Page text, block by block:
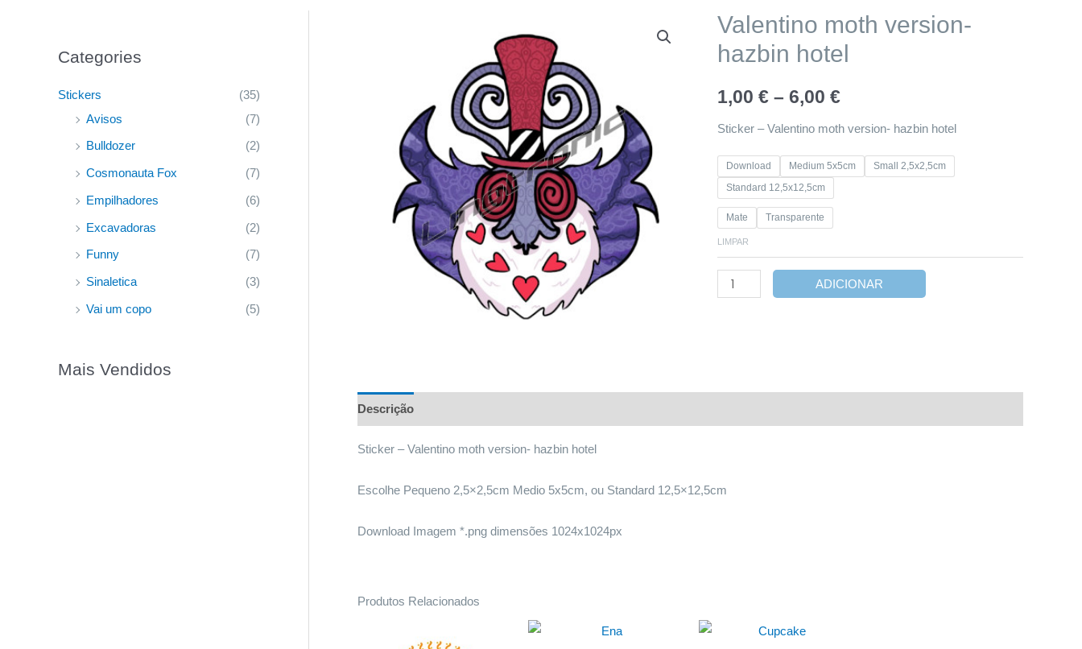
Categories
Stickers
(35)
Avisos
(7)
Bulldozer
(2)
Cosmonauta Fox
(7)
Empilhadores
(6)
Excavadoras
(2)
Funny
(7)
Sinaletica
(3)
Vai um copo
(5)
Mais Vendidos
Valentino moth version-
hazbin hotel
1,00 € – 6,00 €Price
range:
1,00 €
Sticker – Valentino moth version- hazbin hotel
Download Medium 5x5cm
Small 2,5x2,5cm
Standard 12,5x12,5cm
Mate Transparente
LIMPAR
Quantidade
de
ADICIONAR
Descrição
Sticker – Valentino moth version- hazbin hotel
Escolhe Pequeno 2,5×2,5cm Medio 5x5cm, ou Standard 12,5×12,5cm
Download Imagem *.png dimensões 1024x1024px
Produtos Relacionados